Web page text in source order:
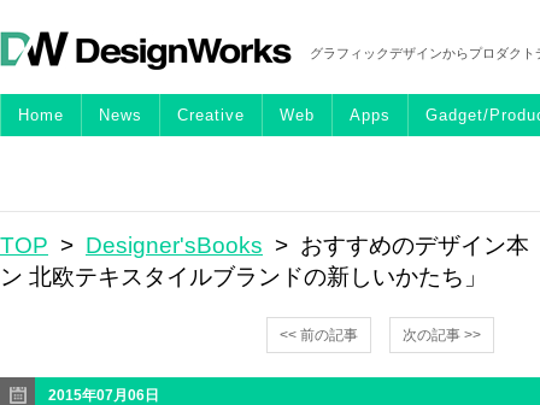
グラフィックデザインからプロダク
Home News Creative Web Apps Gadget/
TOP > Designer'sBooks > おすすめのデザイン本
ン 北欧テキスタイルブランドの新しいかたち」
<< 前の記事 次の記事 >>
2015年07月06日